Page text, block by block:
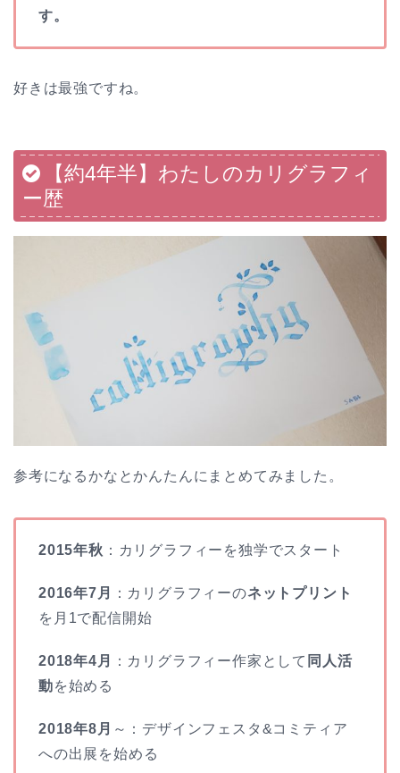
す。
好きは最強ですね。
【約4年半】わたしのカリグラフィ
ー歴
参考になるかなとかんたんにまとめてみました。
2015年秋 ：カリグラフィーを独学でスタート
2016年7月 ：カリグラフィーのネットプリント
を月1で配信開始
2018年4月 ：カリグラフィー作家として 同人活
動を始める
2018年8月 ～：デザインフェスタ&コミティア
への出展を始める